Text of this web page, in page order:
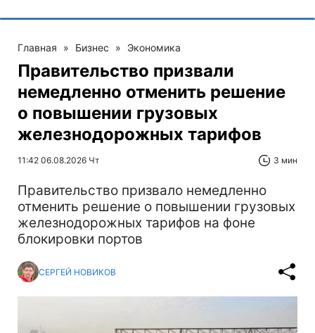
Главная » Бизнес » Экономика
Правительство призвали
немедленно отменить решение
о повышении грузовых
железнодорожных тарифов
11:42 06.08.2026 Чт 3 мин
Правительство призвало немедленно
отменить решение о повышении грузовых
железнодорожных тарифов на фоне
блокировки портов
СЕРГЕЙ НОВИКОВ